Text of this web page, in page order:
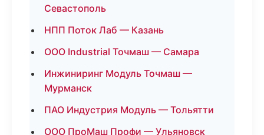
Севастополь
НПП Поток Лаб — Казань
ООО Industrial Точмаш — Самара
Инжиниринг Модуль Точмаш —
Мурманск
ПАО Индустрия Модуль — Тольятти
ООО ПроМаш Профи — Ульяновск